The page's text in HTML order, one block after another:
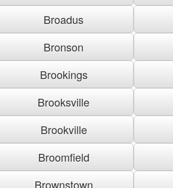
Broadus
Bronson
Brookings
Brooksville
Brookville
Broomfield
Brownstown